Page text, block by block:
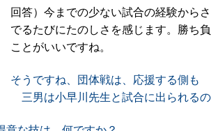
答）今までの少ない試合の経験からさ
るたびにたのしさを感じます。勝ち負
とがいいですね。
うですね、団体戦は、応援する側も
男は小早川先生と試合に出られるの